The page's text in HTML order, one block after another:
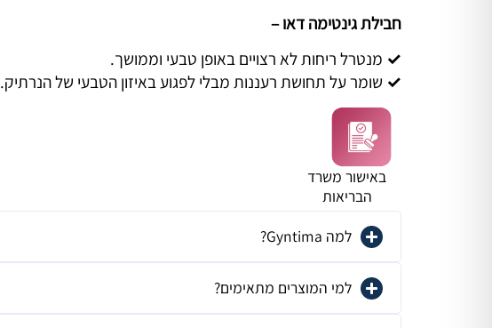
חבילת גינטימה דאו –
✓ מנטרל ריחות לא רצויים באופן טבעי וממושך.
✓ שומר על תחושת רעננות מבלי לפגוע באיזון הטבעי של הנרתיק.
באישור משרד
הבריאות
למה Gyntima?
למי המוצרים מתאימים?